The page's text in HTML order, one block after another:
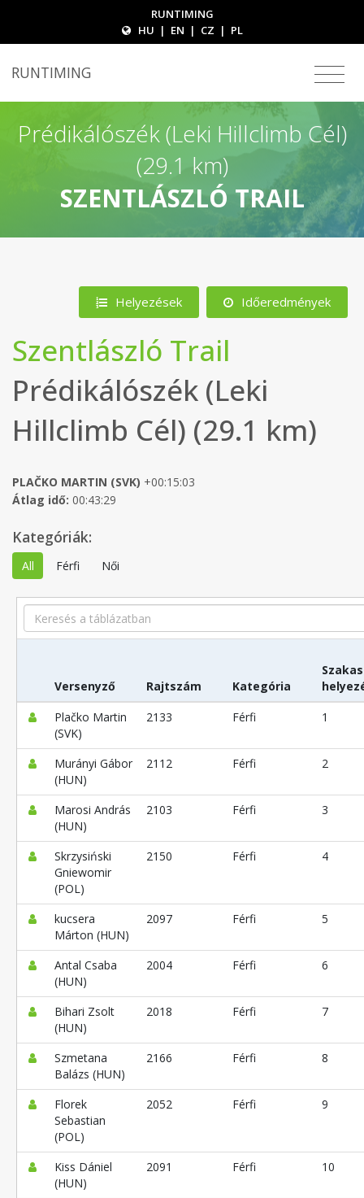
RUNTIMING
HU | EN | CZ | PL
RUNTIMING
Prédikálószék (Leki Hillclimb Cél)
(29.1 km)
SZENTLÁSZLÓ TRAIL
Helyezések Időeredmények
Szentlászló Trail
Prédikálószék (Leki
Hillclimb Cél) (29.1 km)
PLAČKO MARTIN (SVK) +00:15:03
Átlag idő: 00:43:29
Kategóriák:
All Férfi Női
Search
Versenyző Rajtszám Kategória
Plačko Martin
(SVK)
2133 Férfi 1
Murányi Gábor
(HUN)
2112 Férfi 2
Marosi András
(HUN)
2103 Férfi 3
Skrzysiński
Gniewomir
(POL)
2150 Férfi 4
kucsera
Márton (HUN)
2097 Férfi 5
Antal Csaba
(HUN)
2004 Férfi 6
Bihari Zsolt
(HUN)
2018 Férfi 7
Szmetana
Balázs (HUN)
2166 Férfi 8
Florek
Sebastian
(POL)
2052 Férfi 9
Kiss Dániel
(HUN)
2091 Férfi 10